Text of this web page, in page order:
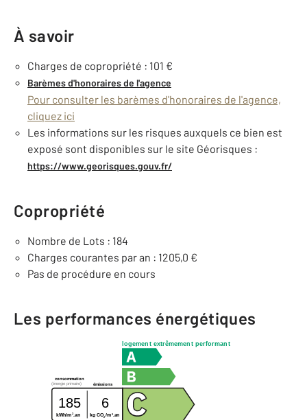
À savoir
Charges de copropriété : 101 €
Barèmes d'honoraires de l'agence
Pour consulter les barèmes d'honoraires de l'agence,
cliquez ici
Les informations sur les risques auxquels ce bien est
exposé sont disponibles sur le site Géorisques :
https://www.georisques.gouv.fr/
Copropriété
Nombre de Lots : 184
Charges courantes par an : 1205,0 €
Pas de procédure en cours
Les performances énergétiques
logement extrêmement performant
consommation
émissions
(énergie primaire)
185 6
kWh/m 2 .an kg CO2/m2.an